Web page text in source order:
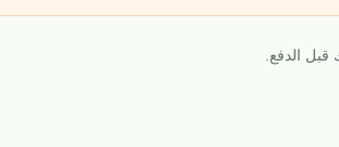
قبل الدفع.